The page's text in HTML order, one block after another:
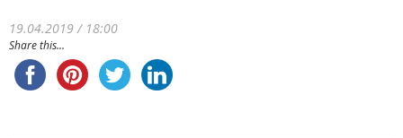
19.04.2019 / 18:00
Share this...